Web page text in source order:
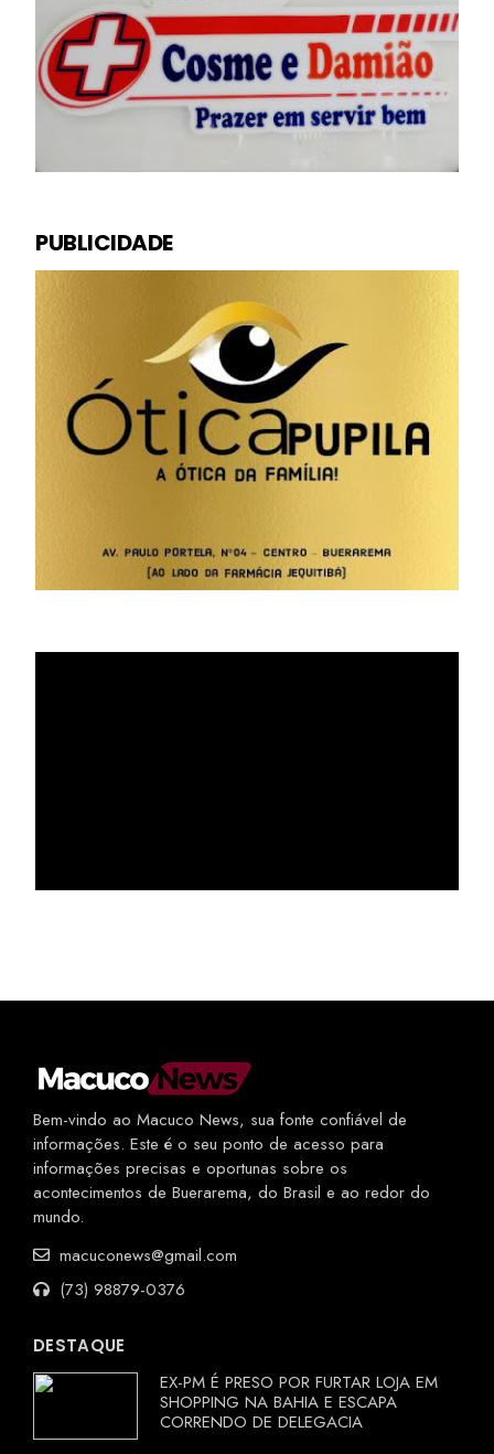
PUBLICIDADE
Bem-vindo ao Macuco News, sua fonte confiável de
informações. Este é o seu ponto de acesso para
informações precisas e oportunas sobre os
acontecimentos de Buerarema, do Brasil e ao redor do
mundo.
macuconews@gmail.com
(73) 98879-0376
DESTAQUE
EX-PM É PRESO POR FURTAR LOJA EM
SHOPPING NA BAHIA E ESCAPA
CORRENDO DE DELEGACIA